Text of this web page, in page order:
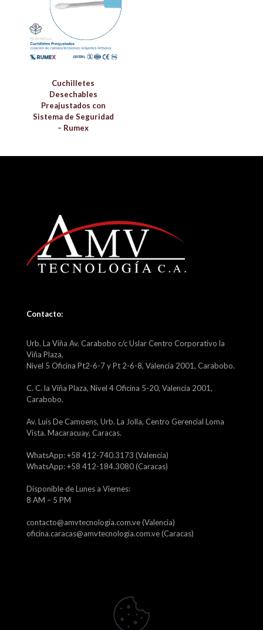
Cuchilletes
Desechables
Preajustados con
Sistema de Seguridad
– Rumex
Contacto:
Urb. La Viña Av. Carabobo c/c Uslar Centro Corporativo la
Viña Plaza,
Nivel 5 Oficina Pt2-6-7 y Pt 2-6-8, Valencia 2001, Carabobo.
C. C. la Viña Plaza, Nivel 4 Oficina 5-20, Valencia 2001,
Carabobo.
Av. Luis De Camoens, Urb. La Jolla, Centro Gerencial Loma
Vista. Macaracuay. Caracas.
WhatsApp: +58 412-740.3173 (Valencia)
WhatsApp: +58 412-184.3080 (Caracas)
Disponible de Lunes a Viernes:
8 AM – 5 PM
contacto@amvtecnologia.com.ve (Valencia)
oficina.caracas@amvtecnologia.com.ve (Caracas)